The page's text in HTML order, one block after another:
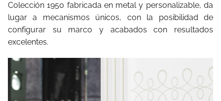
Colección 1950 fabricada en metal y personalizable, da
lugar a mecanismos únicos, con la posibilidad de
configurar su marco y acabados con resultados
excelentes.